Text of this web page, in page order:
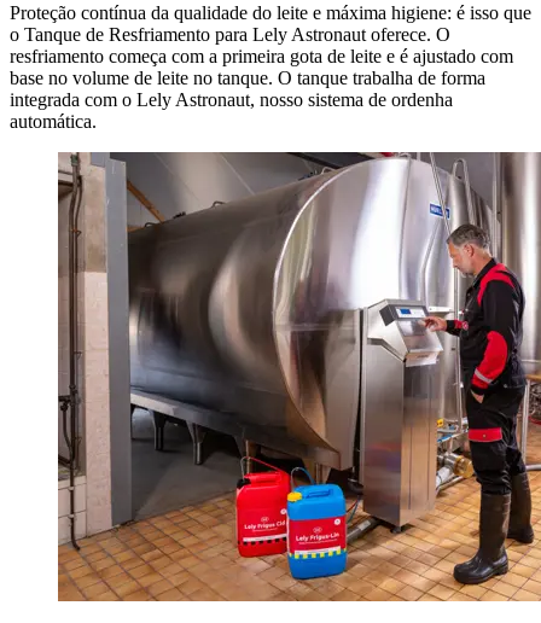
Proteção contínua da qualidade do leite e máxima higiene: é isso que
o Tanque de Resfriamento para Lely Astronaut oferece. O
resfriamento começa com a primeira gota de leite e é ajustado com
base no volume de leite no tanque. O tanque trabalha de forma
integrada com o Lely Astronaut, nosso sistema de ordenha
automática.